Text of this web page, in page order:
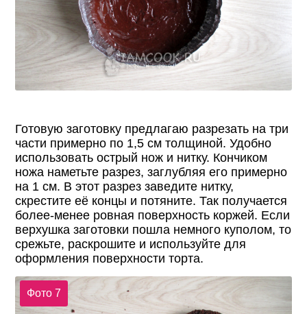
Готовую заготовку предлагаю разрезать на три
части примерно по 1,5 см толщиной. Удобно
использовать острый нож и нитку. Кончиком
ножа наметьте разрез, заглубляя его примерно
на 1 см. В этот разрез заведите нитку,
скрестите её концы и потяните. Так получается
более-менее ровная поверхность коржей. Если
верхушка заготовки пошла немного куполом, то
срежьте, раскрошите и используйте для
оформления поверхности торта.
Фото 7